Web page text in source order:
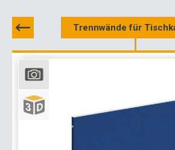
Trennwände für